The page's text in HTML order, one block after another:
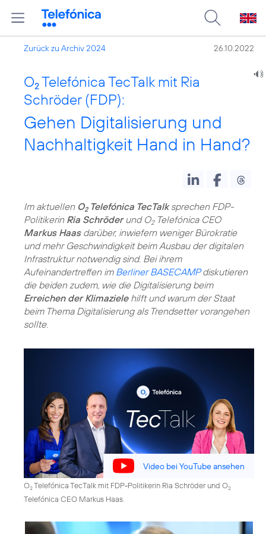
Zurück zu Archiv 2024 26.10.2022
O2 Telefónica TecTalk mit Ria
Schröder (FDP):
Gehen Digitalisierung und
Nachhaltigkeit Hand in Hand?
Im aktuellen O2Telefónica TecTalksprechen FDP-
Politikerin Ria Schröderund O2Telefónica CEO
Markus Haasdarüber, inwiefern weniger Bürokratie
und mehr Geschwindigkeit beim Ausbau der digitalen
Infrastruktur notwendig sind. Bei ihrem
Aufeinandertreffen im Berliner BASECAMPdiskutieren
die beiden zudem, wie die Digitalisierung beim
Erreichen der Klimazielehilft und warum der Staat
beim Thema Digitalisierung als Trendsetter vorangehen
sollte.
Video bei YouTube ansehen
O2Telefónica TecTalk mit FDP-Politikerin Ria Schröder und O2
Telefónica CEO Markus Haas.